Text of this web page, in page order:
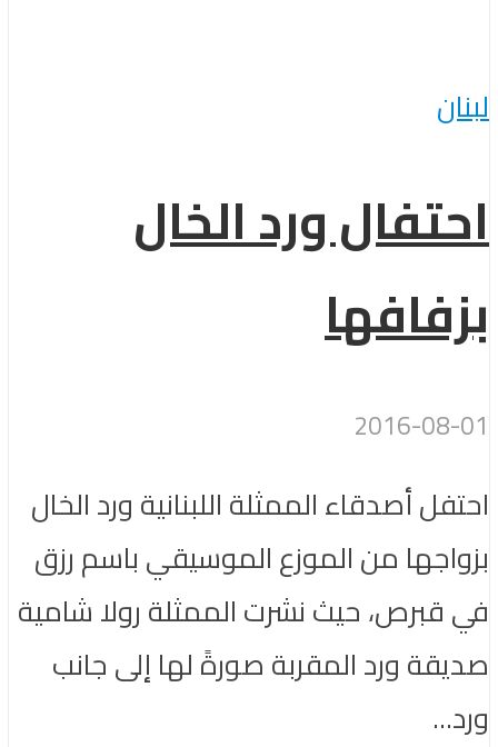
لبنان
احتفال ورد الخال
بزفافها
2016-08-01
احتفل أصدقاء الممثلة اللبنانية ورد الخال
بزواجها من الموزع الموسيقي باسم رزق
في قبرص، حيث نشرت الممثلة رولا شامية
صديقة ورد المقربة صورةً لها إلى جانب
ورد...